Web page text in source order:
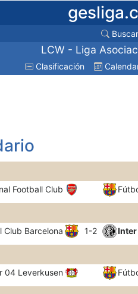
Buscar
LCW - Liga
Clasificación
Football Club
Club Barcelona
1-2 Inter
04 Leverkusen